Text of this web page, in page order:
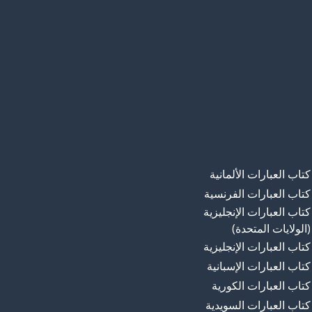
كتاب العبارات الألمانية
كتاب العبارات الفرنسية
كتاب العبارات الإنجليزية
(الولايات المتحدة)
كتاب العبارات الإنجليزية
كتاب العبارات الإسبانية
كتاب العبارات الكورية
كتاب العبارات السويدية